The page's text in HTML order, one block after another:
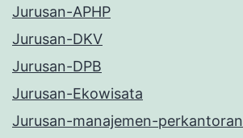
Jurusan-APHP
Jurusan-DKV
Jurusan-DPB
Jurusan-Ekowisata
Jurusan-manajemen-perkantoran